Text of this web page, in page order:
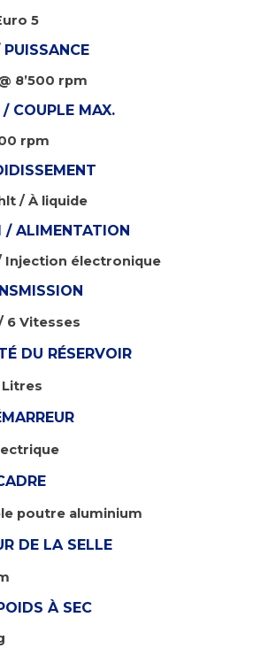
5
8’500 rpm
COUPLE MAX.
rpm
/ À liquide
/ ALIMENTATION
Injection électronique
6 Vitesses
DU RÉSERVOIR
Litres
poutre aluminium
DE LA SELLE
À SEC